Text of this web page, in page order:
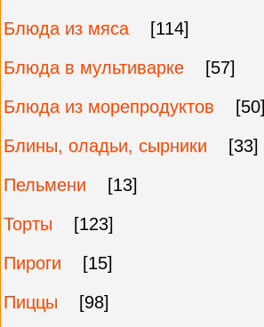
Блюда из мяса
[114]
Блюда в мультиварке
[57]
Блюда из морепродуктов
[50]
Блины, оладьи, сырники
[33]
Пельмени
[13]
Торты
[123]
Пироги
[15]
Пиццы
[98]